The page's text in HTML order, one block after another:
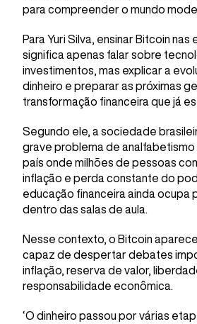
para compreender o mundo
Para Yuri Silva, ensinar Bitcoin nas
significa apenas falar sobre
investimentos, mas explicar a
dinheiro e preparar as próximas
transformação financeira que já
Segundo ele, a sociedade
grave problema de analfabetismo
país onde milhões de pessoas
inflação e perda constante do
educação financeira ainda ocupa
dentro das salas de aula.
Nesse contexto, o Bitcoin
capaz de despertar debates
inflação, reserva de valor,
responsabilidade econômica.
‘O dinheiro passou por várias